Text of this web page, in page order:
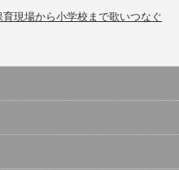
現場から小学校まで歌いつなぐ